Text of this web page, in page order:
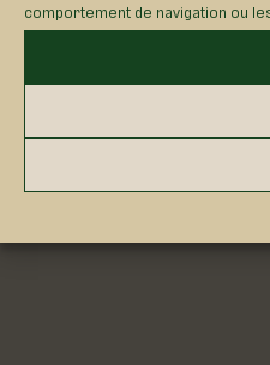
comportement de navigation ou